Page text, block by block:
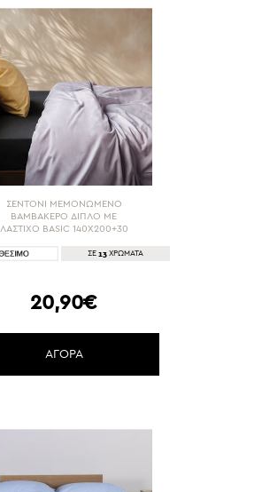
ΣΕΝΤΟΝΙ ΜΕΜΟΝΩΜΕΝΟ
ΒΑΜΒΑΚΕΡΟ ΔΙΠΛΟ ΜΕ
ΛΑΣΤΙΧΟ BASIC 140Χ200+30
ΣΕ 13 ΧΡΩΜΑΤΑ
20,90€
ΑΓΟΡΑ